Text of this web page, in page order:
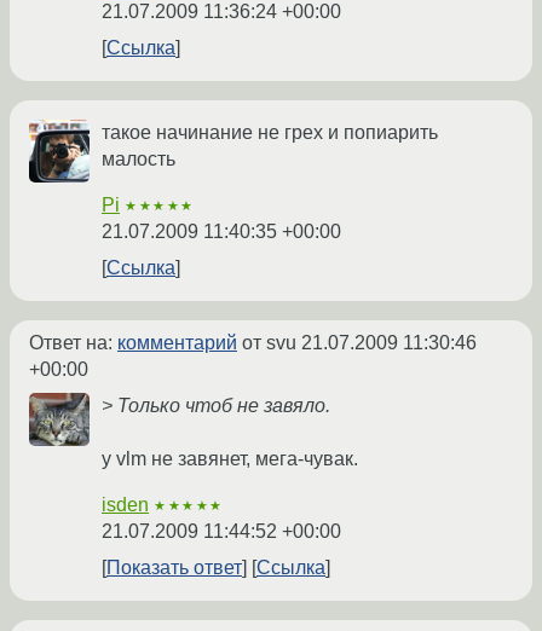
21.07.2009 11:36:24 +00:00
Ссылка
такое начинание не грех и попиарить
малость
Pi ★★★★★
21.07.2009 11:40:35 +00:00
Ссылка
Ответ на: комментарий от svu 21.07.2009 11:30:46
+00:00
> Только чтоб не завяло.
у vlm не завянет, мега-чувак.
isden ★★★★★
21.07.2009 11:44:52 +00:00
Показать ответ
Ссылка